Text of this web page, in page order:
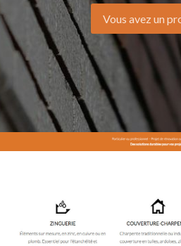
Vous avez un